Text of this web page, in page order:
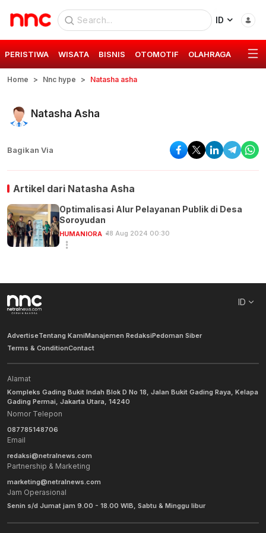
ID
PERISTIWA WISATA BISNIS OTOMOTIF OLAHRAGA GAYA
Home Nnc hype Natasha asha
Natasha Asha
Bagikan Via
Artikel dari Natasha Asha
Optimalisasi Alur Pelayanan Publik di Desa
Soroyudan
HUMANIORA 18 Aug 2024 00:30
ID
AdvertiseTentang KamiManajemen RedaksiPedoman Siber
Terms & ConditionContact
Alamat
Kompleks Gading Bukit Indah Blok D No 18, Jalan Bukit Gading Raya, Kelapa
Gading Permai, Jakarta Utara, 14240
Nomor Telepon
087785148706
Email
redaksi@netralnews.com
Partnership & Marketing
marketing@netralnews.com
Jam Operasional
Senin s/d Jumat jam 9.00 - 18.00 WIB, Sabtu & Minggu libur